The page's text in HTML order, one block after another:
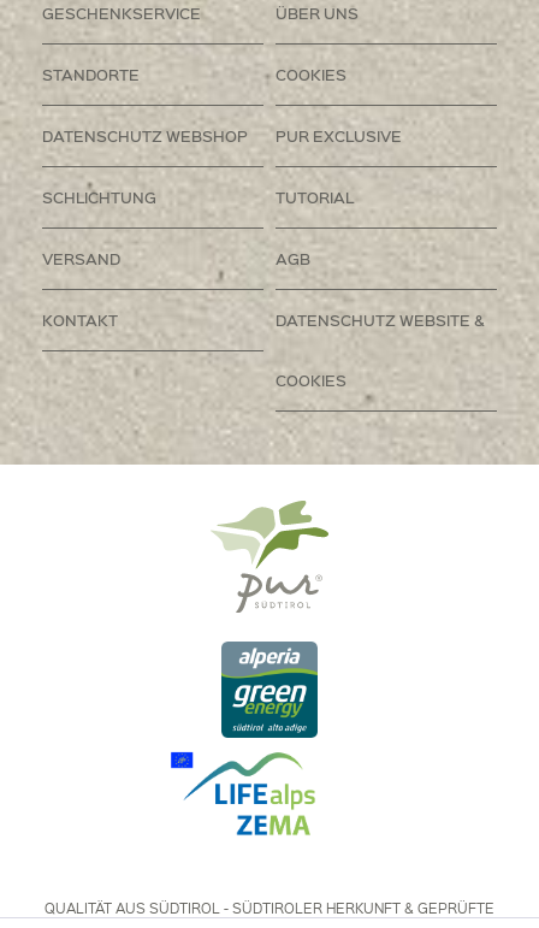
GESCHENKSERVICE ÜBER UNS
STANDORTE COOKIES
DATENSCHUTZ WEBSHOP PUR EXCLUSIVE
SCHLICHTUNG TUTORIAL
VERSAND AGB
KONTAKT DATENSCHUTZ WEBSITE &
COOKIES
QUALITÄT AUS SÜDTIROL - SÜDTIROLER HERKUNFT & GEPRÜFTE